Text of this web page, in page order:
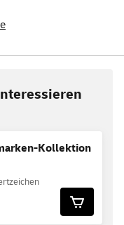
Kollektion